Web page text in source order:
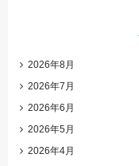
2026年8月
2026年7月
2026年6月
2026年5月
2026年4月